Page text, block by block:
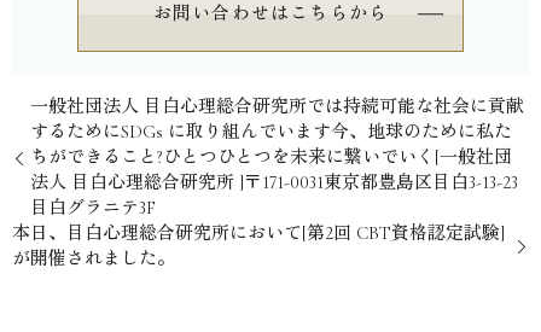
お問い合わせはこちらから
⁡一般社団法人 目白心理総合研究所では⁡持続可能な社会に貢献
するために⁡SDGs に取り組んでいます⁡⁡今、地球のために⁡私た
ちができること?⁡ひとつひとつを⁡未来に繋いでいく⁡⁡⁡⁡[一般社団
法人 目白心理総合研究所 ]⁡〒171-0031⁡東京都豊島区目白3-13-23
目白グラニテ3F⁡⁡⁡⁡
⁡本日、目白心理総合研究所において[第2回 CBT資格認定試験]
が開催されました。